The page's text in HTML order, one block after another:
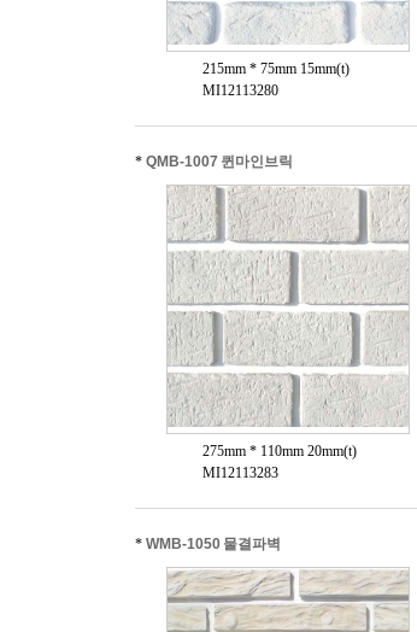
215mm * 75mm 15mm(t)
MI12113280
* QMB-1007 퀸마인브릭
275mm * 110mm 20mm(t)
MI12113283
* WMB-1050 물결파벽